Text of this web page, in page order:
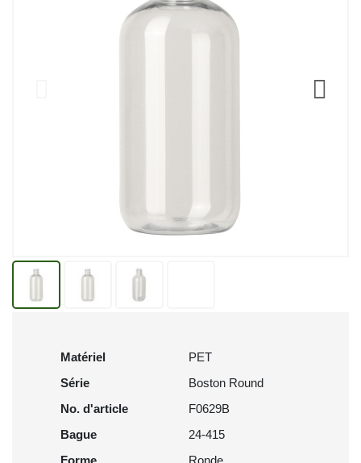
Matériel
PET
Série
Boston Round
No. d'article
F0629B
Bague
24-415
Forme
Ronde